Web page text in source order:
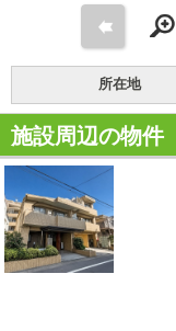
所在地
施設周辺の物件